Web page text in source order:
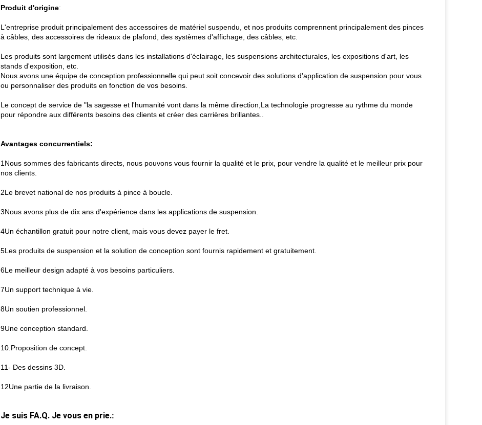
Produit d'origine:
L'entreprise produit principalement des accessoires de matériel suspendu, et nos produits comprennent principalement des pinces
à câbles, des accessoires de rideaux de plafond, des systèmes d'affichage, des câbles, etc.
Les produits sont largement utilisés dans les installations d'éclairage, les suspensions architecturales, les expositions d'art, les
stands d'exposition, etc.
Nous avons une équipe de conception professionnelle qui peut soit concevoir des solutions d'application de suspension pour vous
ou personnaliser des produits en fonction de vos besoins.
Le concept de service de "la sagesse et l'humanité vont dans la même direction,La technologie progresse au rythme du monde
pour répondre aux différents besoins des clients et créer des carrières brillantes..
Avantages concurrentiels:
1Nous sommes des fabricants directs, nous pouvons vous fournir la qualité et le prix, pour vendre la qualité et le meilleur prix pour
nos clients.
2Le brevet national de nos produits à pince à boucle.
3Nous avons plus de dix ans d'expérience dans les applications de suspension.
4Un échantillon gratuit pour notre client, mais vous devez payer le fret.
5Les produits de suspension et la solution de conception sont fournis rapidement et gratuitement.
6Le meilleur design adapté à vos besoins particuliers.
7Un support technique à vie.
8Un soutien professionnel.
9Une conception standard.
10.Proposition de concept.
11- Des dessins 3D.
12Une partie de la livraison.
Je suis FA.Q. Je vous en prie.: